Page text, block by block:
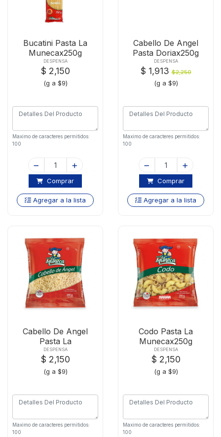
Bucatini Pasta La
Munecax250g
DESPENSA
$ 2,150
(g a $9)
Maximo de caracteres permitidos:
100
Comprar
Agregar a la lista
Cabello De Angel
Pasta Doriax250g
DESPENSA
$ 1,913$2,250
(g a $9)
Maximo de caracteres permitidos:
100
Comprar
Agregar a la lista
Cabello De Angel
Pasta La
Munecax250g
DESPENSA
$ 2,150
(g a $9)
Maximo de caracteres permitidos:
100
Codo Pasta La
Munecax250g
DESPENSA
$ 2,150
(g a $9)
Maximo de caracteres permitidos:
100